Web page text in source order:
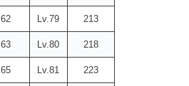
62 Lv.79 213
63 Lv.80 218
65 Lv.81 223